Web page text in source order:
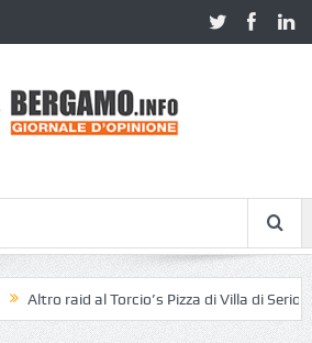
Altro raid al Torcio’s Pizza di Villa di Serio